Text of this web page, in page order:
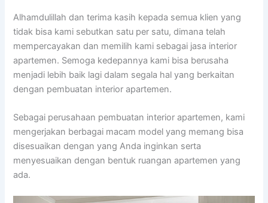
Alhamdulillah dan terima kasih kepada semua klien yang
tidak bisa kami sebutkan satu per satu, dimana telah
mempercayakan dan memilih kami sebagai jasa interior
apartemen. Semoga kedepannya kami bisa berusaha
menjadi lebih baik lagi dalam segala hal yang berkaitan
dengan pembuatan interior apartemen.
Sebagai perusahaan pembuatan interior apartemen, kami
mengerjakan berbagai macam model yang memang bisa
disesuaikan dengan yang Anda inginkan serta
menyesuaikan dengan bentuk ruangan apartemen yang
ada.